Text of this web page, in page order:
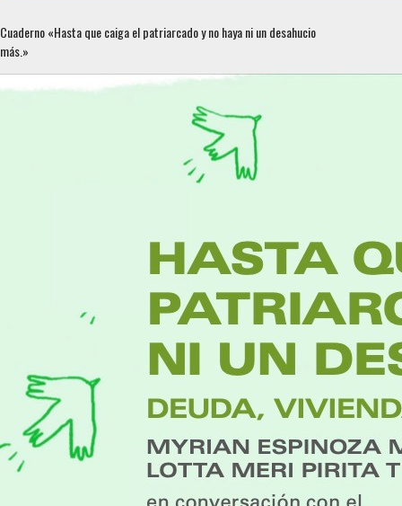
Cuaderno «Hasta que caiga el patriarcado y no haya ni un desahucio
más.»